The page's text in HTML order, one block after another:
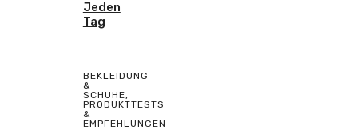
Jeden
Tag
BEKLEIDUNG
&
SCHUHE,
PRODUKTTESTS
&
EMPFEHLUNGEN